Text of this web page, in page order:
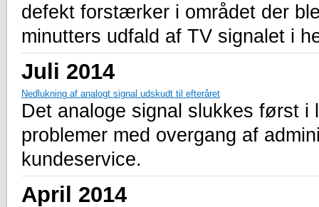
defekt forstærker i området der
minutters udfald af TV signalet i
Juli 2014
Nedlukning af analogt signal udskudt til efteråret
Det analoge signal slukkes først
problemer med overgang af
kundeservice.
April 2014